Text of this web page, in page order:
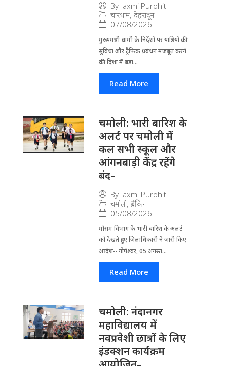
By laxmi Purohit
चारधाम, देहरादून
07/08/2026
मुख्यमंत्री धामी के निर्देशों पर यात्रियों की
सुविधा और ट्रैफिक प्रबंधन मजबूत करने
की दिशा में बड़ा...
Read More
चमोली: भारी बारिश के
अलर्ट पर चमोली में
कल सभी स्कूल और
आंगनबाड़ी केंद्र रहेंगे
बंद–
By laxmi Purohit
चमोली, ब्रेकिंग
05/08/2026
मौसम विभाग के भारी बारिश के अलर्ट
को देखते हुए जिला​धिकारी ने जारी किए
आदेश-- गोपेश्वर, 05 अगस्त...
Read More
चमोली: नंदानगर
महाविद्यालय में
नवप्रवेशी छात्रों के लिए
इंडक्शन कार्यक्रम